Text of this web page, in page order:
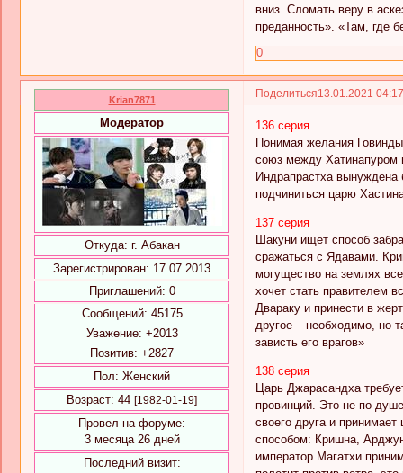
вниз. Сломать веру в
преданность». «Там, где
0
Поделиться13.01.2021
Krian7871
Модератор
Откуда: г. Абакан
Зарегистрирован: 17.07.2013
Приглашений: 0
Сообщений: 45175
Уважение: +2013
Позитив: +2827
Пол: Женский
Возраст: 44 [1982-01-19]
Провел на форуме:
3 месяца 26 дней
Последний визит:
136 серия
Понимая желания
союз между Хатинапуром
Индрапрастха вынуждена
подчиниться царю
137 серия
Шакуни ищет способ
сражаться с Ядавами.
могущество на землях
хочет стать правителем
Двараку и принести в
другое – необходимо, но
зависть его врагов»
138 серия
Царь Джарасандха
провинций. Это не по
своего друга и
способом: Кришна,
император Магатхи